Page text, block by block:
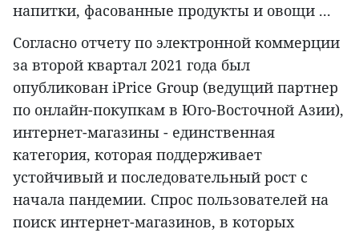
напитки, фасованные продукты и овощи ...
Согласно отчету по электронной коммерции
за второй квартал 2021 года был
опубликован iPrice Group (ведущий партнер
по онлайн-покупкам в Юго-Восточной Азии),
интернет-магазины - единственная
категория, которая поддерживает
устойчивый и последовательный рост с
начала пандемии. Спрос пользователей на
поиск интернет-магазинов, в которых